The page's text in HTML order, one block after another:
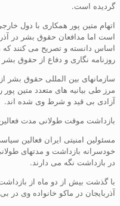
گردیده است.
اتهام متین پور همکاری با دول
است اما مدافعان حقوق بشر در
اساس دانسته و تصریح می کنند که
روزنامه نگاری و دفاع از حقوق
سازمانهای بین المللی حقوق بشر
مرز طی بیانیه های متعدد متین پور
آزادی بی قید و شرط وی شده اند.
بازداشت موقت طولانی مدت فعالین
مسئولین امنیتی ایران فعالین
خودسرانه بازداشت و مدتهای
در بازداشت نگه می دارند.
با گذشت بیش از دو ماه از
آذربایجان در ماکو خانواده وی